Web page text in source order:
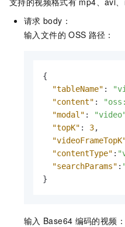
请求 body：
输入文件的 OSS 路径：
{
"tableName" :
"content" :
"modal" : "video"
"topK" : 3,
"contentType" :
"searchParams" :
}
输入 Base64 编码的视频：